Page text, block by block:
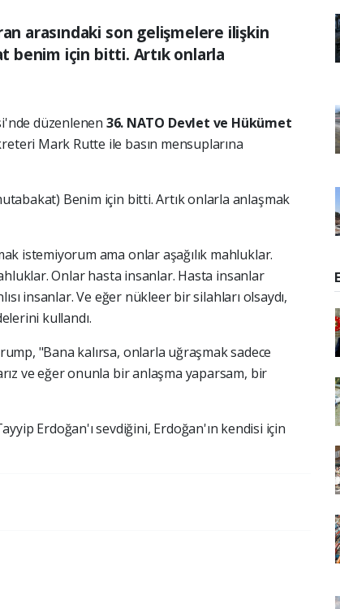
arasındaki son gelişmelere ilişkin
benim için bitti. Artık onlarla
düzenlenen 36.⁠ NATO Devlet ve Hükümet
Mark Rutte ile basın mensuplarına
Benim için bitti.Artıkonlarla anlaşmak
istemiyorum ama onlaraşağılık mahluklar.
Onlarhasta insanlar. Hasta insanlar
insanlar.Ve eğer nükleerbirsilahları olsaydı,
kullandı.
"Bana kalırsa, onlarla uğraşmaksadece
veeğeronunla biranlaşma yaparsam, bir
Erdoğan'ısevdiğini, Erdoğan'ın kendisi için